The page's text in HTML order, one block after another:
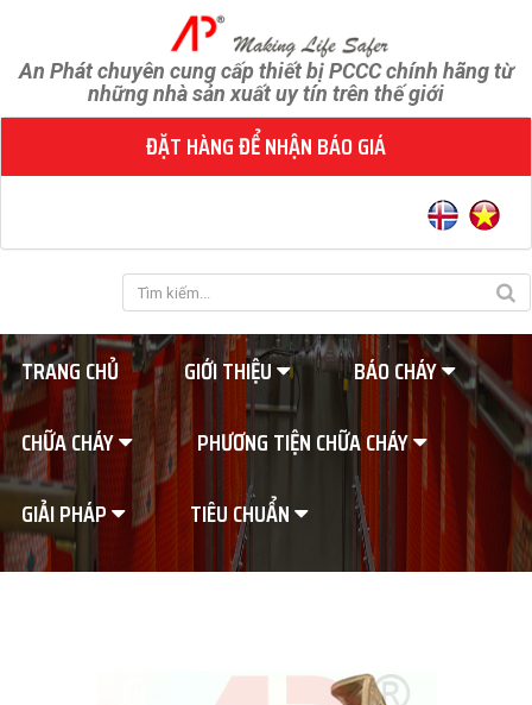
An Phát chuyên cung cấp thiết bị PCCC chính hãng từ
những nhà sản xuất uy tín trên thế giới
ĐẶT HÀNG ĐỂ NHẬN BÁO GIÁ
TRANG CHỦ GIỚI THIỆU
BÁO CHÁY
CHỮA CHÁY
PHƯƠNG TIỆN CHỮA CHÁY
GIẢI PHÁP
TIÊU CHUẨN